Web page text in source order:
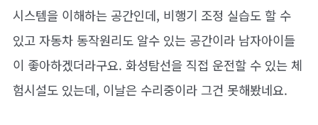
시스템을 이해하는 공간인데, 비행기 조정 실습도 할 수
있고 자동차 동작원리도 알수 있는 공간이라 남자아이들
이 좋아하겠더라구요. 화성탐선을 직접 운전할 수 있는 체
험시설도 있는데, 이날은 수리중이라 그건 못해봤네요.